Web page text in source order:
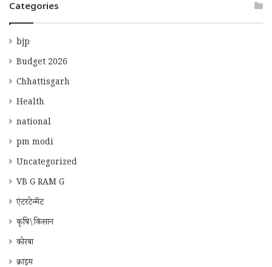
Categories
bjp
Budget 2026
Chhattisgarh
Health
national
pm modi
Uncategorized
VB G RAM G
एंटरटेन्मेंट
कृषि\किसान
कोरबा
क्राइम